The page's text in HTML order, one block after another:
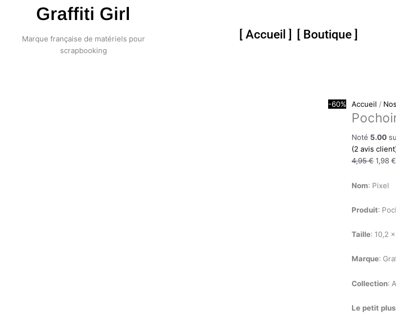
Graffiti Girl
Marque française de matériels pour
scrapbooking
[ Accueil ] [ Boutique ]
-60% Accueil /
Noté 5.00
(2 avis
4,95€ 1,98 €
Nom: Pixel
Produit:
Taille: 10,2
Marque:
Collection:
Le petit plus
Pochoir
Pixel